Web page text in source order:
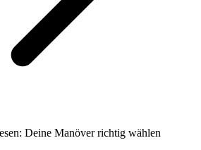
Deine Manöver richtig wählen